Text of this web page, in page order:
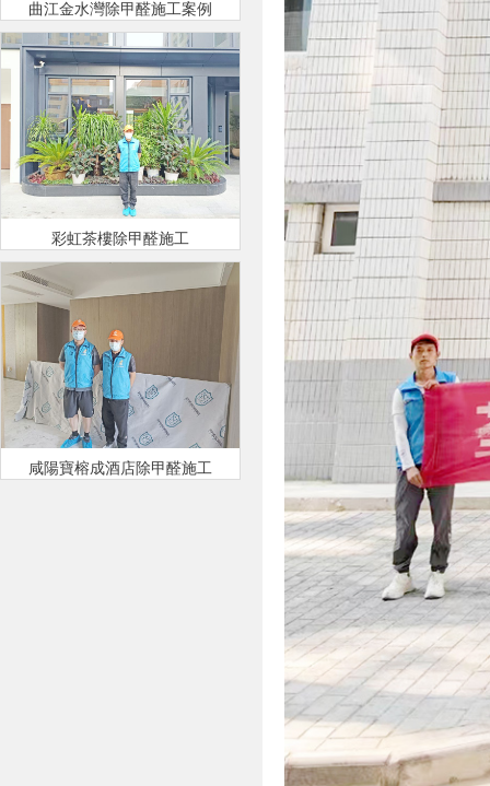
曲江金水灣除甲醛施工案例
彩虹茶樓除甲醛施工
咸陽寶榕成酒店除甲醛施工